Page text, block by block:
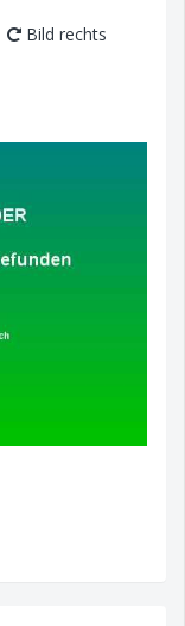
Bild rechts